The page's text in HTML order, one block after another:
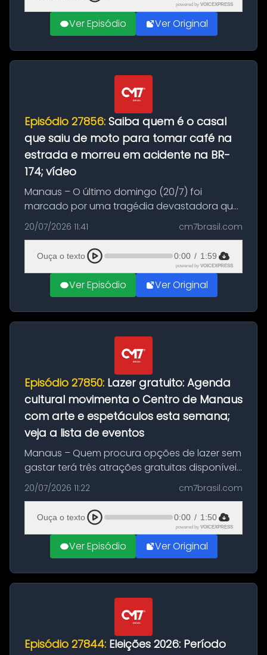
powered by VOICEXPRESS
Ver Episódio Ver Original
Episódio 27856: Saiba quem é o casal
que saiu de moto para tomar café na
estrada e morreu em acidente na BR-
174; vídeo
Manaus – O último domingo (20/7) foi
marcado por uma tragédia devastadora que
resultou na morte precoce de dois jovens na
BR-174, na zona rural de Manaus. Um passeio
com destino a um típico café regio...
20/07/2026 11:41 cm7brasil.com
Ouça o texto 0:00 / 1:59
powered by VOICEXPRESS
Ver Episódio Ver Original
Episódio 27850: Lazer gratuito: Agenda
cultural movimenta o Centro de Manaus
com arte e espetáculos esta semana;
veja a lista de eventos
Manaus – Quem procura opções de lazer sem
gastar terá três atrações gratuitas disponíveis
entre esta segunda-feira (20) e quinta-feira
(23). A programação inclui uma exposição
dedicada à história das ...
20/07/2026 11:22 cm7brasil.com
Ouça o texto 0:00 / 1:50
powered by VOICEXPRESS
Ver Episódio Ver Original
Episódio 27844: Eleições 2026: Período